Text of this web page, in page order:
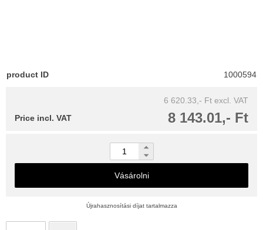
product ID 1000594
6 620.33,- Ft excl. VAT
8 143.01,- Ft
Price incl. VAT
Vásárolni
Újrahasznosítási díjat tartalmazza